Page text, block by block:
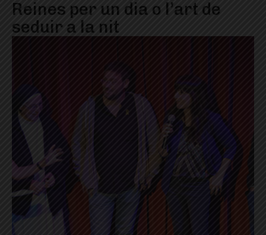
Reines per un dia o l’art de
seduir a la nit